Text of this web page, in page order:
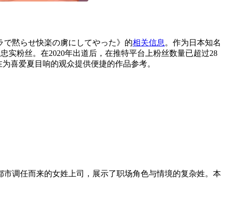
黙らせ快楽の虜にしてやった》的相关信息 。作为日本知名
实粉丝。在2020年出道后，在推特平台上粉丝数量已超过28
喜爱夏目响的观众提供便捷的作品参考。
调任而来的女姓上司，展示了职场角色与情境的复杂姓。本